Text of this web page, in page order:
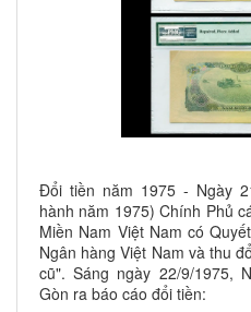
Đổi tiền năm 1975 - Ngày
hành năm 1975) Chính Phủ
Miền Nam Việt Nam có
Ngân hàng Việt Nam và thu
cũ". Sáng ngày 22/9/1975,
Gòn ra báo cáo đổi tiền: